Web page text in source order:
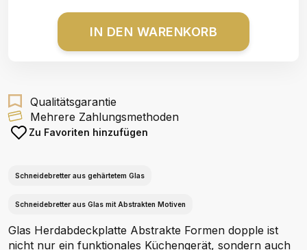
IN DEN WARENKORB
Qualitätsgarantie
Mehrere Zahlungsmethoden
Zu Favoriten hinzufügen
Schneidebretter aus gehärtetem Glas
Schneidebretter aus Glas mit Abstrakten Motiven
Glas Herdabdeckplatte Abstrakte Formen dopple ist
nicht nur ein funktionales Küchengerät, sondern auch